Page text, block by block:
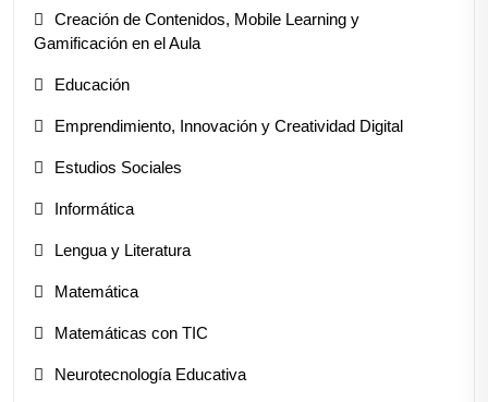
Creación de Contenidos, Mobile Learning y
Gamificación en el Aula
Educación
Emprendimiento, Innovación y Creatividad Digital
Estudios Sociales
Informática
Lengua y Literatura
Matemática
Matemáticas con TIC
Neurotecnología Educativa